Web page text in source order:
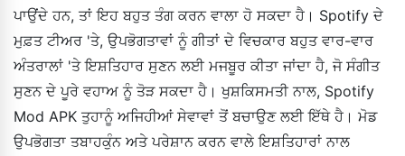
ਪਾਉਂਦੇ ਹਨ, ਤਾਂ ਇਹ ਬਹੁਤ ਤੰਗ ਕਰਨ ਵਾਲਾ ਹੋ ਸਕਦਾ ਹੈ। Spotify ਦੇ
ਮੁਫ਼ਤ ਟੀਅਰ 'ਤੇ, ਉਪਭੋਗਤਾਵਾਂ ਨੂੰ ਗੀਤਾਂ ਦੇ ਵਿਚਕਾਰ ਬਹੁਤ ਵਾਰ-ਵਾਰ
ਅੰਤਰਾਲਾਂ 'ਤੇ ਇਸ਼ਤਿਹਾਰ ਸੁਣਨ ਲਈ ਮਜਬੂਰ ਕੀਤਾ ਜਾਂਦਾ ਹੈ, ਜੋ ਸੰਗੀਤ
ਸੁਣਨ ਦੇ ਪੂਰੇ ਵਹਾਅ ਨੂੰ ਤੋੜ ਸਕਦਾ ਹੈ। ਖੁਸ਼ਕਿਸਮਤੀ ਨਾਲ, Spotify
Mod APK ਤੁਹਾਨੂੰ ਅਜਿਹੀਆਂ ਸੇਵਾਵਾਂ ਤੋਂ ਬਚਾਉਣ ਲਈ ਇੱਥੇ ਹੈ। ਮੋਡ
ਉਪਭੋਗਤਾ ਤਬਾਹਕੁੰਨ ਅਤੇ ਪਰੇਸ਼ਾਨ ਕਰਨ ਵਾਲੇ ਇਸ਼ਤਿਹਾਰਾਂ ਨਾਲ